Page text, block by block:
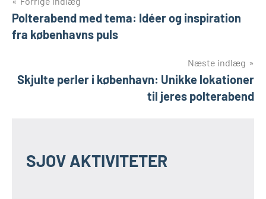
Polterabend med tema: Idéer og inspiration
fra københavns puls
Næste indlæg
Skjulte perler i københavn: Unikke lokationer
til jeres polterabend
SJOV AKTIVITETER